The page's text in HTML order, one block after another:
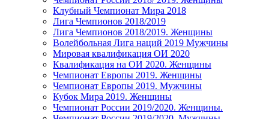
Клубный Чемпионат Мира 2018
Лига Чемпионов 2018/2019
Лига Чемпионов 2018/2019. Женщины
Волейбольная Лига наций 2019 Мужчины
Мировая квалификация ОИ 2020
Квалификация на ОИ 2020. Женщины
Чемпионат Европы 2019. Женщины
Чемпионат Европы 2019. Мужчины
Кубок Мира 2019. Женщины
Чемпионат России 2019/2020. Женщины.